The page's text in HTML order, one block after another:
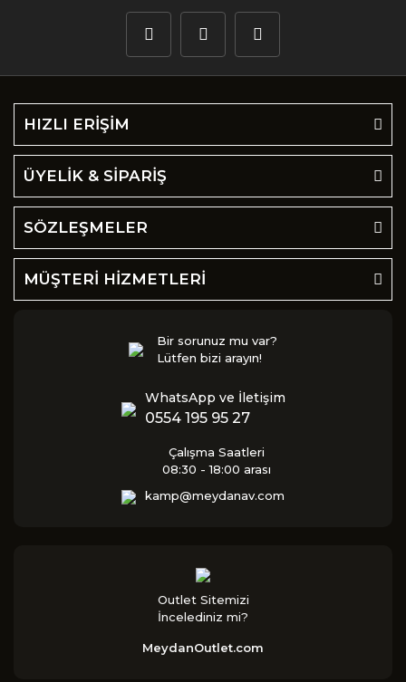
HIZLI ERİŞİM
ÜYELİK & SİPARİŞ
SÖZLEŞMELER
MÜŞTERİ HİZMETLERİ
Bir sorunuz mu var?
Lütfen bizi arayın!
WhatsApp ve İletişim
0554 195 95 27
Çalışma Saatleri
08:30 - 18:00 arası
kamp@meydanav.com
Outlet Sitemizi
İncelediniz mi?
MeydanOutlet.com